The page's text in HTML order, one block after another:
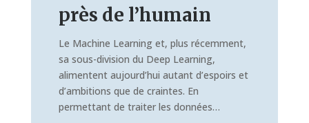
près de l’humain
Le Machine Learning et, plus récemment,
sa sous-division du Deep Learning,
alimentent aujourd’hui autant d’espoirs et
d’ambitions que de craintes. En
permettant de traiter les données…